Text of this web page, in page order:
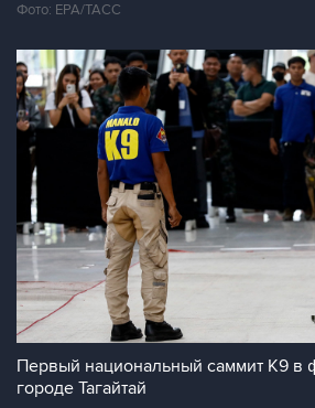
Фото: EPA/ТАСС
Первый национальный саммит K9 в
городе Тагайтай